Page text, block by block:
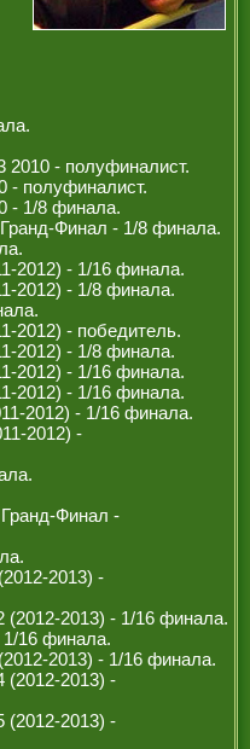
МИРА
2010 - полуфиналист.
- полуфиналист.
- 1/8 финала.
Финал - 1/8 финала.
2012) - 1/16 финала.
2012) - 1/8 финала.
2012) - победитель.
2012) - 1/8 финала.
2012) - 1/16 финала.
2012) - 1/16 финала.
2012) - 1/16 финала.
2012) -
Финал -
2013) -
(2012-2013) - 1/16 финала.
1/16 финала.
2013) - 1/16 финала.
(2012-2013) -
(2012-2013) -